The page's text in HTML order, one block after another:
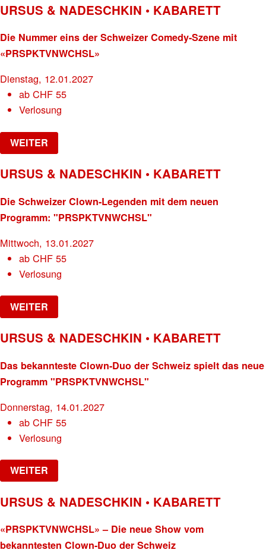
URSUS & NADESCHKIN • KABARETT
Die Nummer eins der Schweizer Comedy-Szene mit
«PRSPKTVNWCHSL»
Dienstag, 12.01.2027
abCHF 55
Verlosung
WEITER
URSUS & NADESCHKIN • KABARETT
Die Schweizer Clown-Legenden mit dem neuen
Programm: "PRSPKTVNWCHSL"
Mittwoch, 13.01.2027
abCHF 55
Verlosung
WEITER
URSUS & NADESCHKIN • KABARETT
Das bekannteste Clown-Duo der Schweiz spielt das neue
Programm "PRSPKTVNWCHSL"
Donnerstag, 14.01.2027
abCHF 55
Verlosung
WEITER
URSUS & NADESCHKIN • KABARETT
«PRSPKTVNWCHSL» – Die neue Show vom
bekanntesten Clown-Duo der Schweiz